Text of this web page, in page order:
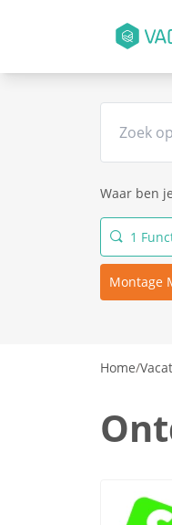
Waar ben
1
Montage
Home/